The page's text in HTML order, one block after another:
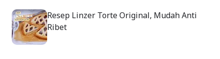
Resep Linzer Torte Original, Mudah Anti
Ribet